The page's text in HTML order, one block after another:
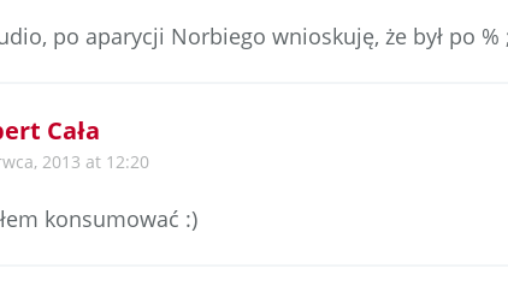
po aparycji Norbiego wnioskuję, że był po %
Cała
2013 at 12:20
konsumować :)